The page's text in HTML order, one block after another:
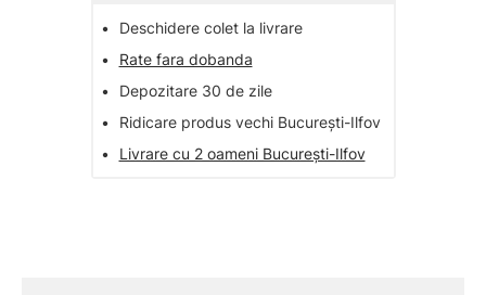
•
Deschidere colet la livrare
•
Rate fara dobanda
•
Depozitare 30 de zile
•
Ridicare produs vechi București-Ilfov
•
Livrare cu 2 oameni București-Ilfov